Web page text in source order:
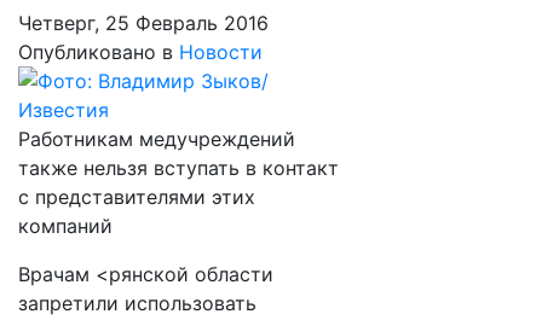
Четверг, 25 Февраль 2016
Опубликовано в Новости
Работникам медучреждений
также нельзя вступать в контакт
с представителями этих
компаний
Врачам <рянской области
запретили использовать